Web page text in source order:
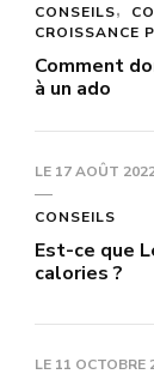
CONSEILS
CROISSANCE
Comment
à un ado
LE 17 AOÛT
CONSEILS
Est-ce que
calories ?
LE 11 OCTOBRE